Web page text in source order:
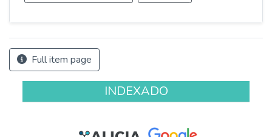
Full item page
INDEXADO